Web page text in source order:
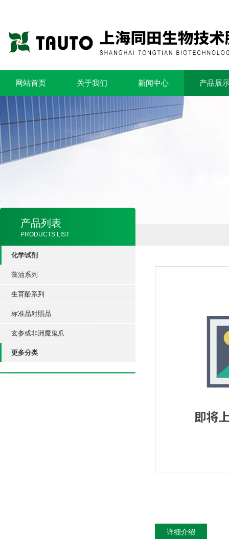
网站首页 关于我们 新闻中心 产品展
产品列表
PRODUCTS LIST
化学试剂
藻油系列
生育酚系列
标准品对照品
玄参或非洲魔鬼爪
更多分类
详细介绍